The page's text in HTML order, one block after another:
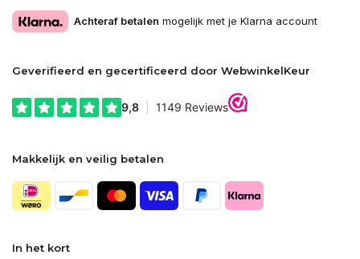
Achteraf betalen mogelijk met je Klarna account
Geverifieerd en gecertificeerd door WebwinkelKeur
Makkelijk en veilig betalen
In het kort